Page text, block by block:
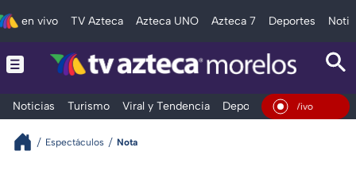
en vivo TV Azteca Azteca UNO Azteca 7 Deportes
Noticias Turismo Viral y Tendencia Deportes Espectáculos
En Vivo
Espectáculos Nota